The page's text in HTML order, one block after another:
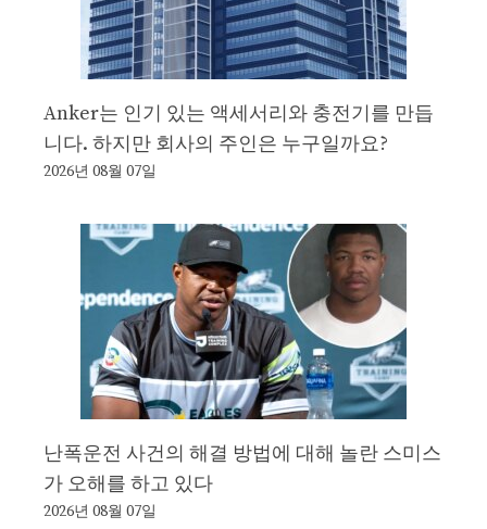
Anker는 인기 있는 액세서리와 충전기를 만듭
니다. 하지만 회사의 주인은 누구일까요?
2026년 08월 07일
난폭운전 사건의 해결 방법에 대해 놀란 스미스
가 오해를 하고 있다
2026년 08월 07일